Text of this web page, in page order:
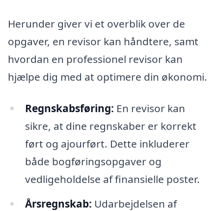
Herunder giver vi et overblik over de
opgaver, en revisor kan håndtere, samt
hvordan en professionel revisor kan
hjælpe dig med at optimere din økonomi.
Regnskabsføring: En revisor kan
sikre, at dine regnskaber er korrekt
ført og ajourført. Dette inkluderer
både bogføringsopgaver og
vedligeholdelse af finansielle poster.
Årsregnskab: Udarbejdelsen af